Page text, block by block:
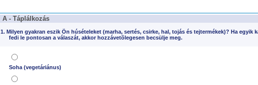
A - Táplálkozás
1. Milyen gyakran eszik Ön húsételeket (marha, sertés, csirke, hal, tojás és tejtermékek)? Ha egyik
fedi le pontosan a válaszát, akkor hozzávetõlegesen becsülje meg.
Soha (vegetáriánus)